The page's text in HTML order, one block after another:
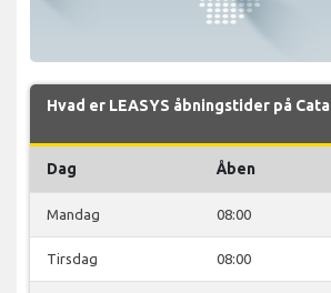
Hvad er LEASYS åbningstider på
Dag Åben
Mandag 08:00
Tirsdag 08:00